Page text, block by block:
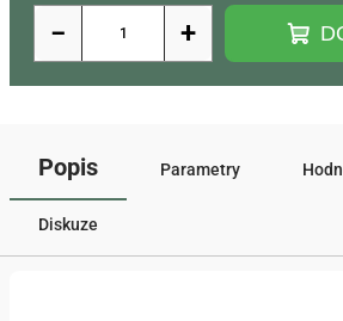
+
−
Popis Parametry
Diskuze